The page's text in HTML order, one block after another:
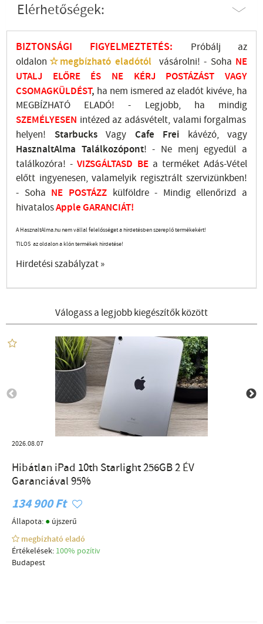
Elérhetőségek:
BIZTONSÁGI FIGYELMEZTETÉS:
Próbálj az
oldalon ☆megbízható eladótól vásárolni! - Soha NE
UTALJ ELŐRE ÉS NE KÉRJ POSTÁZÁST VAGY
CSOMAGKÜLDÉST, ha nem ismered az eladót kivéve, ha
MEGBÍZHATÓ ELADÓ! - Legjobb, ha mindig
SZEMÉLYESEN intézed az adásvételt, valami forgalmas
helyen! StarbucksVagy Cafe Frei kávézó, vagy
HasznaltAlma Találkozópont! - Ne menj egyedül a
találkozóra! - VIZSGÁLTASD BEa terméket Adás-Vétel
előtt ingyenesen, valamelyik regisztrált szervizünkben!
- Soha NE POSTÁZZ külföldre- Mindig ellenőrizd a
hivatalosApple GARANCIÁT!
A HasznaltAlma.hu nem vállal felelősséget a hirdetésben szereplő termékekért!
TILOS az oldalon a klón termékek hirdetése!
Hirdetési szabályzat »
Válogass a legjobb kiegészítők között
2026.08.07
Hibátlan iPad 10th Starlight 256GB 2 ÉV
Garanciával 95%
134 900 Ft
Állapota: ● újszerű
megbízható eladó
Értékelések: 100% pozítiv
Budapest